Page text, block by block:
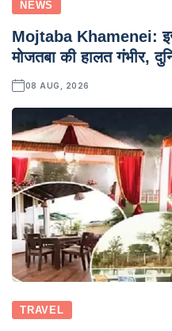
NEWS
Mojtaba Khamenei:
मोजतबा की हालत गंभीर,
08 AUG, 2026
TRAVEL